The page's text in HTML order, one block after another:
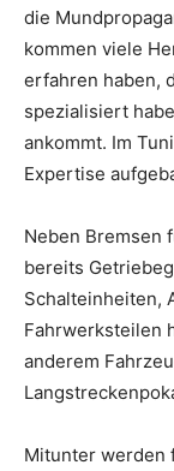
die
kommen viele
erfahren haben,
spezialisiert
ankommt. Im
Expertise
Neben Bremsen
bereits
Schalteinheiten,
Fahrwerksteilen
anderem
Mitunter werden